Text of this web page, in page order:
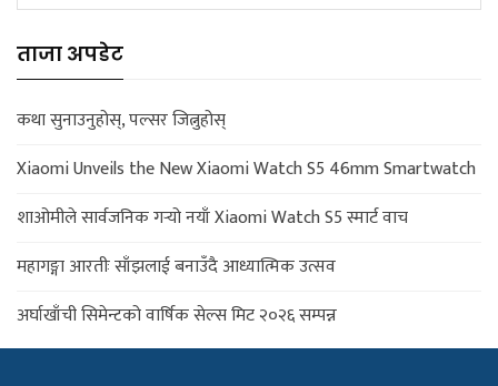
ताजा अपडेट
कथा सुनाउनुहोस्, पल्सर जित्नुहोस्
Xiaomi Unveils the New Xiaomi Watch S5 46mm Smartwatch
शाओमीले सार्वजनिक गर्‍यो नयाँ Xiaomi Watch S5 स्मार्ट वाच
महागङ्गा आरतीः साँझलाई बनाउँदै आध्यात्मिक उत्सव
अर्घाखाँची सिमेन्टको वार्षिक सेल्स मिट २०२६ सम्पन्न